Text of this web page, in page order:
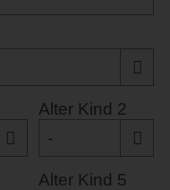
Alter Kind 2
Alter Kind 5